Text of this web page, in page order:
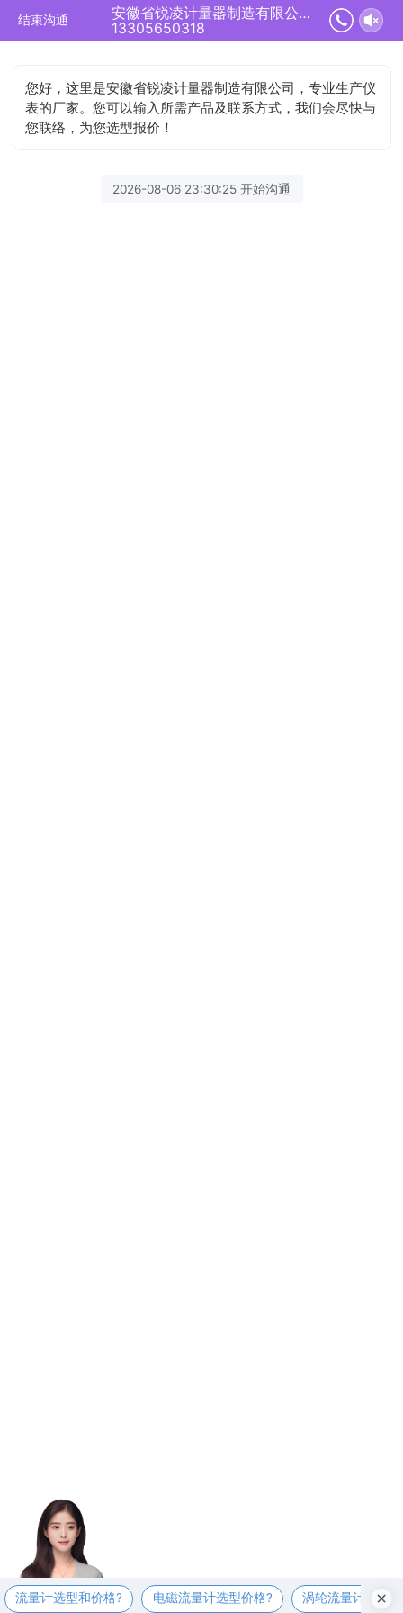
结束沟通
安徽省锐凌计量器制造有限公司正在为您服务
13305650318
您好，这里是安徽省锐凌计量器制造有限公司，专业生产仪
表的厂家。您可以输入所需产品及联系方式，我们会尽快与
您联络，为您选型报价！
2026-08-06 23:30:25 开始沟通
流量计选型和价格? 电磁流量计选型价格? 涡轮流量计选型